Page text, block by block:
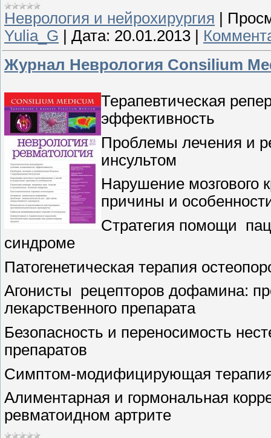
Неврология и нейрохирургия |
Yulia_G | Дата: 20.01.2013 |
Журнал Неврология Consilium
Терапевтическая
эффективность
Проблемы лечения и
инсультом
Нарушение мозгового
причины и
Стратегия помощи
синдроме
Патогенетическая терапия
Агонисты
рецепторов дофамина:
лекарственного препарата
Безопасность и переносимость
препаратов
Симптом-модифицирующая терапия
Алиментарная и гормональная
ревматоидном артрите